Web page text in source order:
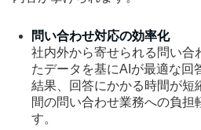
問い合わせ対応の効率化
社内外から寄せられる問い合
たデータを基にAIが最適な回
結果、回答にかかる時間が短
間の問い合わせ業務への負担
す。